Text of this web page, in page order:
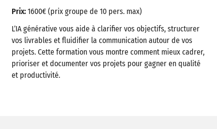
Prix: 1600€ (prix groupe de 10 pers. max)
L’IA générative vous aide à clarifier vos objectifs, structurer
vos livrables et fluidifier la communication autour de vos
projets. Cette formation vous montre comment mieux cadrer,
prioriser et documenter vos projets pour gagner en qualité
et productivité.